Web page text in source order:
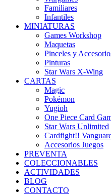
Familiares
Infantiles
MINIATURAS
Games Workshop
Maquetas
Pinceles y
Pinturas
Star Wars X-Wing
CARTAS
Magic
Pokémon
Yugioh
One Piece Card
Star Wars Unlimited
Cardfight!!
Accesorios Juegos
PREVENTA
COLECCIONABLES
ACTIVIDADES
BLOG
CONTACTO